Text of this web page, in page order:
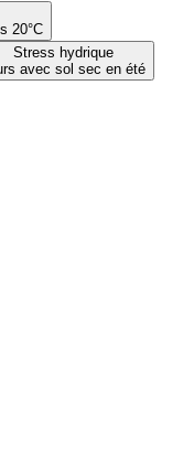
20°C
Stress hydrique
avec sol sec en été